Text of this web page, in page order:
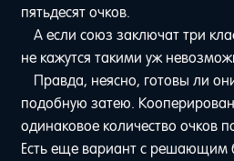
пятьдесят очков.
А если союз заключат три
не кажутся такими уж
Правда, неясно, готовы ли
подобную затею.
одинаковое количество очков
Есть еще вариант с решающим